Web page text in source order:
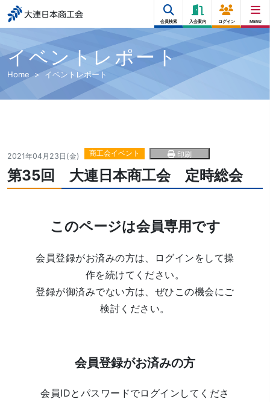
大連日本商工会
会員検索 入会案内 ログイン MENU
イベントレポート
Home イベントレポート
2021年04月23日(金) 商工会イベント 印刷
第35回 大連日本商工会 定時総会
このページは会員専用です
会員登録がお済みの方は、ログインをして操
作を続けてください。
登録が御済みでない方は、ぜひこの機会にご
検討ください。
会員登録がお済みの方
会員IDとパスワードでログインしてくださ